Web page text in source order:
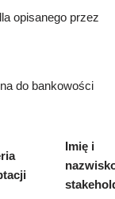
opisanego przez
do bankowości
Imię i